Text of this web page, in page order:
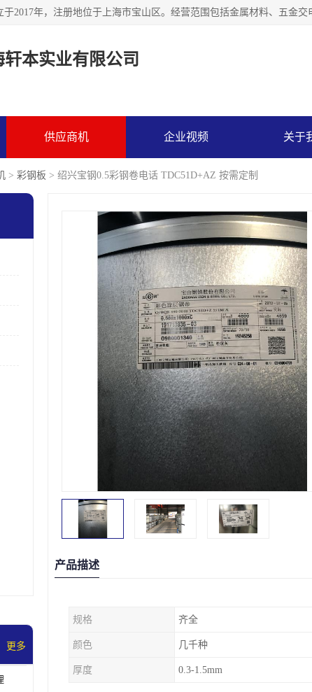
轩本实业有限公司
供应商机 企业视频 关于
> 彩钢板 > 绍兴宝钢0.5彩钢卷电话 TDC51D+AZ 按需定制
更多
产品描述
规格 齐全
颜色 几千种
厚度 0.3-1.5mm